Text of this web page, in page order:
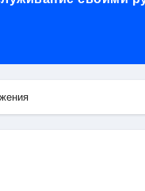
поездку
у 84-го км МКАД,